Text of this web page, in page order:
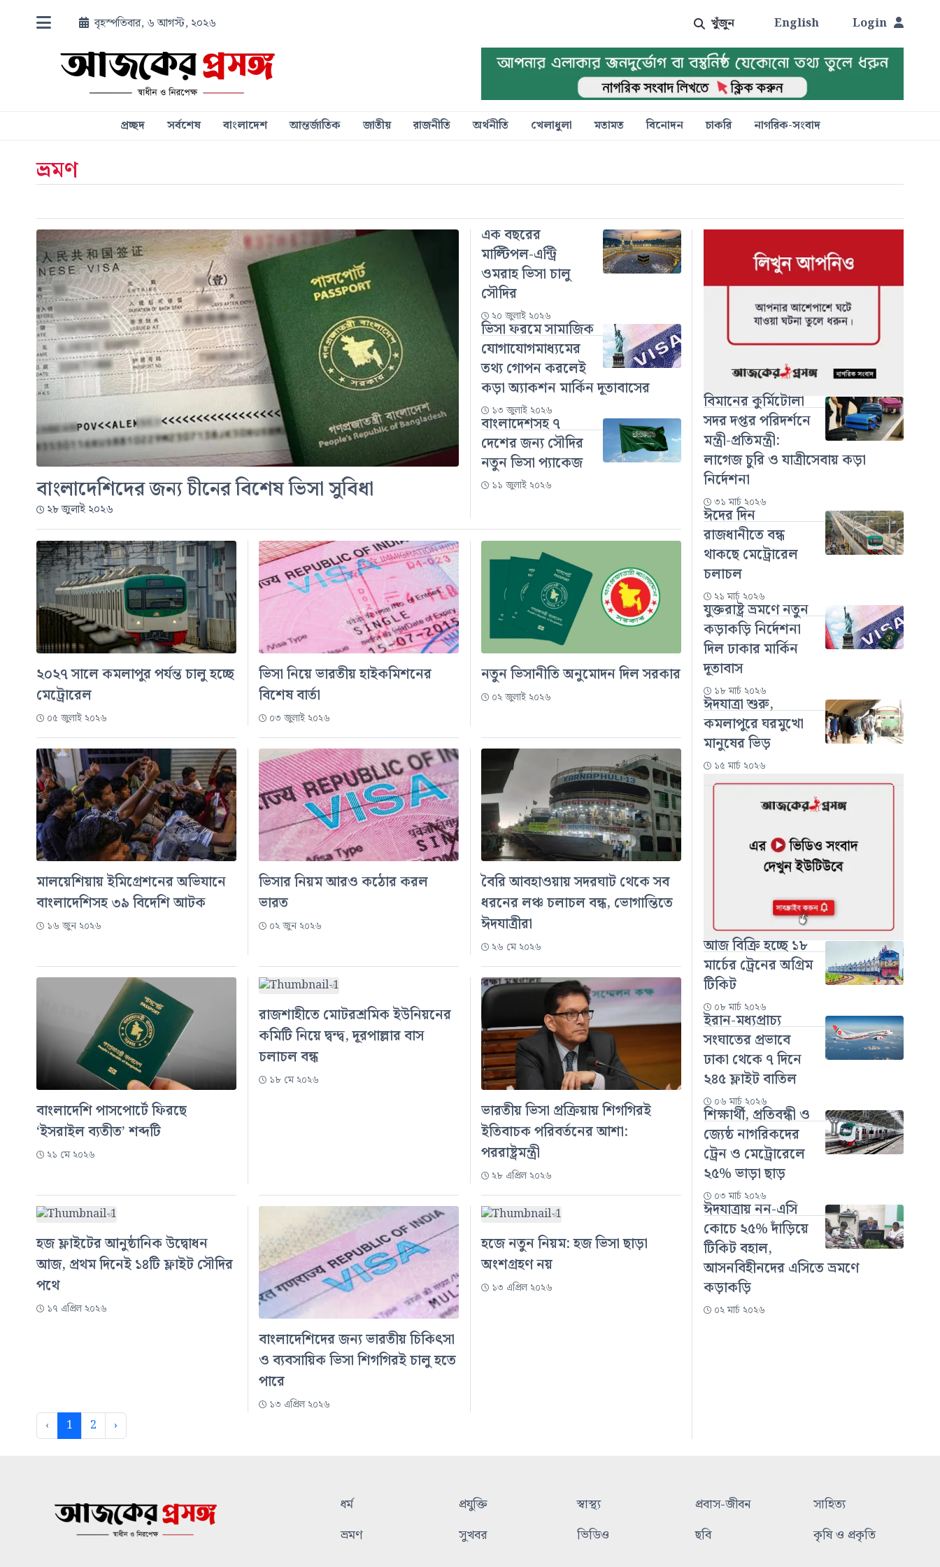
বৃহস্পতিবার, ৬ আগস্ট, ২০২৬ খুঁজুন English Login
প্রচ্ছদ সর্বশেষ বাংলাদেশ আন্তর্জাতিক জাতীয় রাজনীতি অর্থনীতি খেলাধুলা মতামত বিনোদন চাকরি নাগরিক-সংবাদ
ভ্রমণ
বাংলাদেশিদের জন্য চীনের বিশেষ ভিসা সুবিধা
২৮ জুলাই ২০২৬
এক বছরের
মাল্টিপল-এন্ট্রি
ওমরাহ ভিসা চালু
সৌদির
২০ জুলাই ২০২৬
ভিসা ফরমে সামাজিক
যোগাযোগমাধ্যমের
তথ্য গোপন করলেই
কড়া অ্যাকশন মার্কিন দূতাবাসের
১৩ জুলাই ২০২৬
বাংলাদেশসহ ৭
দেশের জন্য সৌদির
নতুন ভিসা প্যাকেজ
১১ জুলাই ২০২৬
বিমানের কুর্মিটোলা
সদর দপ্তর পরিদর্শনে
মন্ত্রী-প্রতিমন্ত্রী:
লাগেজ চুরি ও যাত্রীসেবায় কড়া
নির্দেশনা
৩১ মার্চ ২০২৬
ঈদের দিন
রাজধানীতে বন্ধ
থাকছে মেট্রোরেল
চলাচল
২১ মার্চ ২০২৬
যুক্তরাষ্ট্র ভ্রমণে নতুন
কড়াকড়ি নির্দেশনা
দিল ঢাকার মার্কিন
দূতাবাস
১৮ মার্চ ২০২৬
ঈদযাত্রা শুরু,
কমলাপুরে ঘরমুখো
মানুষের ভিড়
১৫ মার্চ ২০২৬
আজ বিক্রি হচ্ছে ১৮
মার্চের ট্রেনের অগ্রিম
টিকিট
০৮ মার্চ ২০২৬
ইরান-মধ্যপ্রাচ্য
সংঘাতের প্রভাবে
ঢাকা থেকে ৭ দিনে
২৪৫ ফ্লাইট বাতিল
০৬ মার্চ ২০২৬
শিক্ষার্থী, প্রতিবন্ধী ও
জ্যেষ্ঠ নাগরিকদের
ট্রেন ও মেট্রোরেলে
২৫% ভাড়া ছাড়
০৩ মার্চ ২০২৬
ঈদযাত্রায় নন-এসি
কোচে ২৫% দাঁড়িয়ে
টিকিট বহাল,
আসনবিহীনদের এসিতে ভ্রমণে
কড়াকড়ি
০২ মার্চ ২০২৬
২০২৭ সালে কমলাপুর পর্যন্ত চালু হচ্ছে
মেট্রোরেল
০৫ জুলাই ২০২৬
ভিসা নিয়ে ভারতীয় হাইকমিশনের
বিশেষ বার্তা
০৩ জুলাই ২০২৬
নতুন ভিসানীতি অনুমোদন দিল সরকার
০২ জুলাই ২০২৬
মালয়েশিয়ায় ইমিগ্রেশনের অভিযানে
বাংলাদেশিসহ ৩৯ বিদেশি আটক
১৬ জুন ২০২৬
ভিসার নিয়ম আরও কঠোর করল
ভারত
০২ জুন ২০২৬
বৈরি আবহাওয়ায় সদরঘাট থেকে সব
ধরনের লঞ্চ চলাচল বন্ধ, ভোগান্তিতে
ঈদযাত্রীরা
২৬ মে ২০২৬
বাংলাদেশি পাসপোর্টে ফিরছে
‘ইসরাইল ব্যতীত’ শব্দটি
২১ মে ২০২৬
রাজশাহীতে মোটরশ্রমিক ইউনিয়নের
কমিটি নিয়ে দ্বন্দ্ব, দূরপাল্লার বাস
চলাচল বন্ধ
১৮ মে ২০২৬
ভারতীয় ভিসা প্রক্রিয়ায় শিগগিরই
ইতিবাচক পরিবর্তনের আশা:
পররাষ্ট্রমন্ত্রী
২৮ এপ্রিল ২০২৬
হজ ফ্লাইটের আনুষ্ঠানিক উদ্বোধন
আজ, প্রথম দিনেই ১৪টি ফ্লাইট সৌদির
পথে
১৭ এপ্রিল ২০২৬
বাংলাদেশিদের জন্য ভারতীয় চিকিৎসা
ও ব্যবসায়িক ভিসা শিগগিরই চালু হতে
পারে
১৩ এপ্রিল ২০২৬
হজে নতুন নিয়ম: হজ ভিসা ছাড়া
অংশগ্রহণ নয়
১৩ এপ্রিল ২০২৬
‹ 1 2 ›
ধর্ম প্রযুক্তি স্বাস্থ্য প্রবাস-জীবন
সাহিত্য
ভ্রমণ
সুখবর ভিডিও ছবি কৃষি ও প্রকৃতি